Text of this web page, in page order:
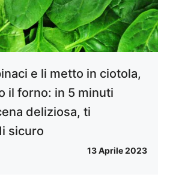
e li metto in ciotola,
il forno: in 5 minuti
deliziosa, ti
sicuro
13 Aprile 2023